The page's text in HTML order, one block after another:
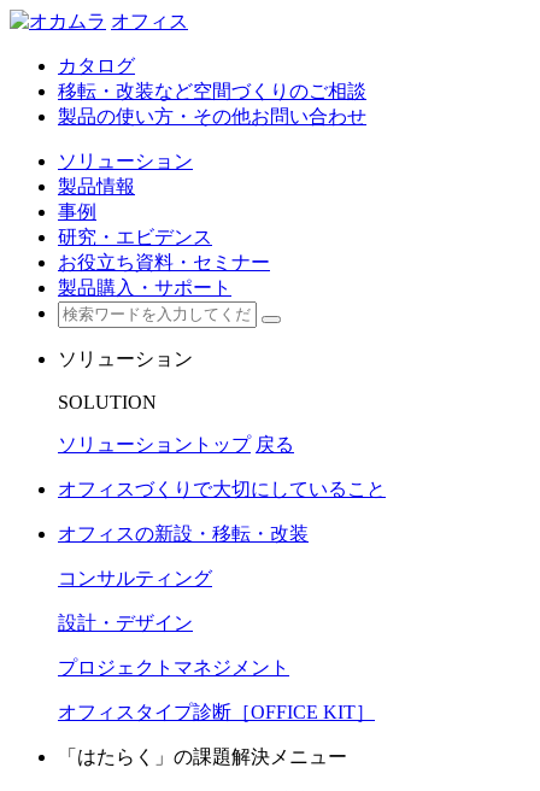
オフィス
カタログ
移転・改装など空間づくりのご相談
製品の使い方・その他お問い合わせ
ソリューション
製品情報
事例
研究・エビデンス
お役立ち資料・セミナー
製品購入・サポート
ソリューション
SOLUTION
ソリューショントップ 戻る
オフィスづくりで大切にしていること
オフィスの新設・移転・改装
コンサルティング
設計・デザイン
プロジェクトマネジメント
オフィスタイプ診断［OFFICE KIT］
「はたらく」の課題解決メニュー